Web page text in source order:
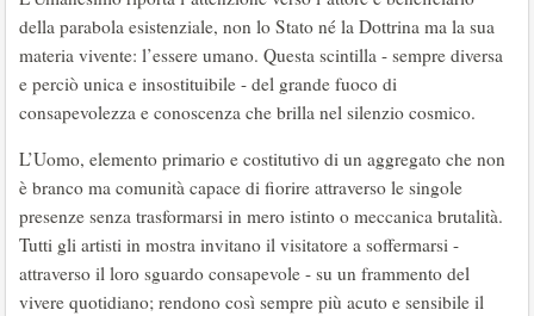
della parabola esistenziale, non lo Stato né la Dottrina ma la sua
materia vivente: l’essere umano. Questa scintilla - sempre diversa
e perciò unica e insostituibile - del grande fuoco di
consapevolezza e conoscenza che brilla nel silenzio cosmico.
L’Uomo, elemento primario e costitutivo di un aggregato che non
è branco ma comunità capace di fiorire attraverso le singole
presenze senza trasformarsi in mero istinto o meccanica brutalità.
Tutti gli artisti in mostra invitano il visitatore a soffermarsi -
attraverso il loro sguardo consapevole - su un frammento del
vivere quotidiano; rendono così sempre più acuto e sensibile il